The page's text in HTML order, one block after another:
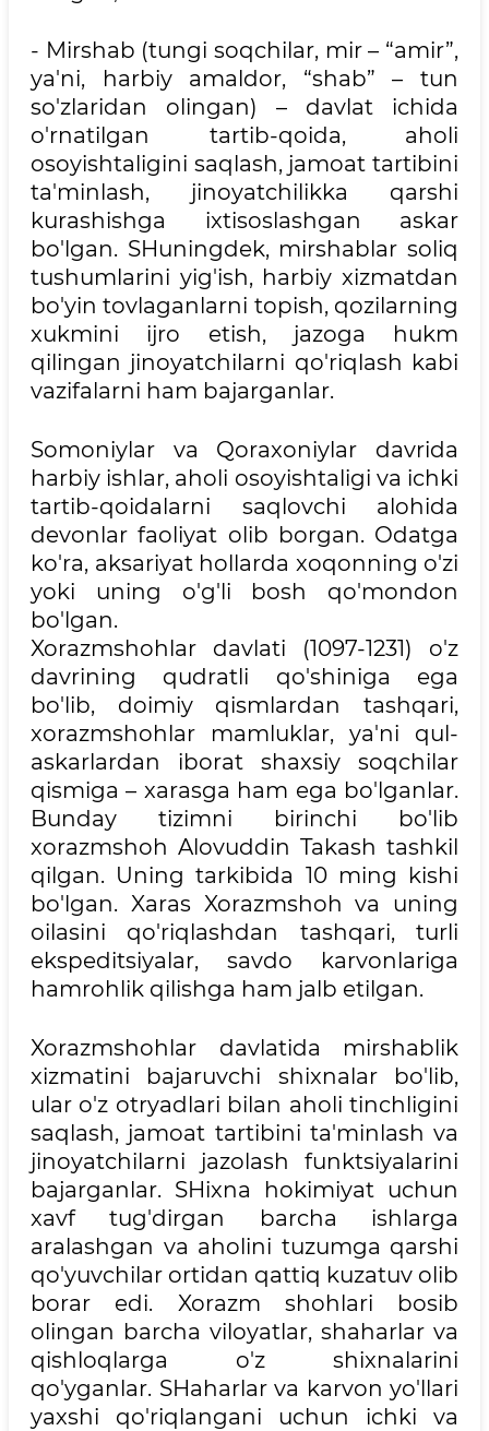
- Mirshab (tungi soqchilar, mir – “amir”,
ya'ni, harbiy amaldor, “shab” – tun
so'zlaridan olingan) – davlat ichida
o'rnatilgan tartib-qoida, aholi
osoyishtaligini saqlash, jamoat tartibini
ta'minlash, jinoyatchilikka qarshi
kurashishga ixtisoslashgan askar
bo'lgan. SHuningdek, mirshablar soliq
tushumlarini yig'ish, harbiy xizmatdan
bo'yin tovlaganlarni topish, qozilarning
xukmini ijro etish, jazoga hukm
qilingan jinoyatchilarni qo'riqlash kabi
vazifalarni ham bajarganlar.
Somoniylar va Qoraxoniylar davrida
harbiy ishlar, aholi osoyishtaligi va ichki
tartib-qoidalarni saqlovchi alohida
devonlar faoliyat olib borgan. Odatga
ko'ra, aksariyat hollarda xoqonning o'zi
yoki uning o'g'li bosh qo'mondon
bo'lgan.
Xorazmshohlar davlati (1097-1231) o'z
davrining qudratli qo'shiniga ega
bo'lib, doimiy qismlardan tashqari,
xorazmshohlar mamluklar, ya'ni qul-
askarlardan iborat shaxsiy soqchilar
qismiga – xarasga ham ega bo'lganlar.
Bunday tizimni birinchi bo'lib
xorazmshoh Alovuddin Takash tashkil
qilgan. Uning tarkibida 10 ming kishi
bo'lgan. Xaras Xorazmshoh va uning
oilasini qo'riqlashdan tashqari, turli
ekspeditsiyalar, savdo karvonlariga
hamrohlik qilishga ham jalb etilgan.
Xorazmshohlar davlatida mirshablik
xizmatini bajaruvchi shixnalar bo'lib,
ular o'z otryadlari bilan aholi tinchligini
saqlash, jamoat tartibini ta'minlash va
jinoyatchilarni jazolash funktsiyalarini
bajarganlar. SHixna hokimiyat uchun
xavf tug'dirgan barcha ishlarga
aralashgan va aholini tuzumga qarshi
qo'yuvchilar ortidan qattiq kuzatuv olib
borar edi. Xorazm shohlari bosib
olingan barcha viloyatlar, shaharlar va
qishloqlarga o'z shixnalarini
qo'yganlar. SHaharlar va karvon yo'llari
yaxshi qo'riqlangani uchun ichki va